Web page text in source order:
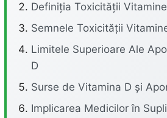
Definiția Toxicității
Semnele Toxicității
Limitele Superioare Ale
D
Surse de Vitamina D și
Implicarea Medicilor în